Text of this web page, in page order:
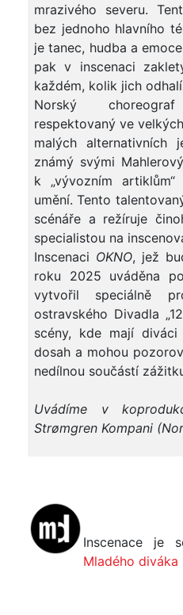
mrazivého severu.
bez jednoho hlavního
je tanec, hudba a
pak v inscenaci
každém, kolik jich
Norský
respektovaný ve
malých alternativních
známý svými
k „vývozním artiklům“
umění. Tento
scénáře a režíruje
specialistou na
Inscenaci OKNO, jež
roku 2025 uváděna
vytvořil speciálně
ostravského Divadla
scény, kde mají
dosah a mohou
nedílnou součástí
Uvádíme v
Strømgren Kompani
Inscenace je
Mladého diváka